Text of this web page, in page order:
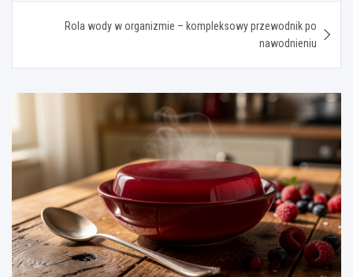
Rola wody w organizmie – kompleksowy przewodnik po
nawodnieniu